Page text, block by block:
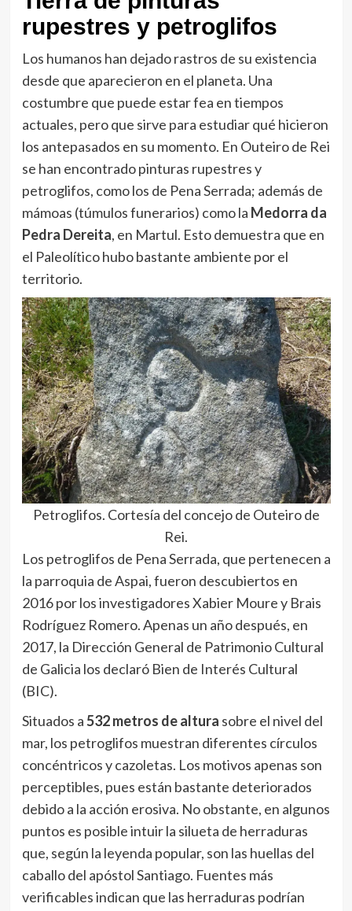
rupestres y petroglifos
Los humanos han dejado rastros de su existencia
desde que aparecieron en el planeta. Una
costumbre que puede estar fea en tiempos
actuales, pero que sirve para estudiar qué hicieron
los antepasados en su momento. En Outeiro de Rei
se han encontrado pinturas rupestres y
petroglifos, como los de Pena Serrada; además de
mámoas (túmulos funerarios) como la Medorra da
Pedra Dereita, en Martul. Esto demuestra que en
el Paleolítico hubo bastante ambiente por el
territorio.
Petroglifos. Cortesía del concejo de Outeiro de
Rei.
Los petroglifos de Pena Serrada, que pertenecen a
la parroquia de Aspai, fueron descubiertos en
2016 por los investigadores Xabier Moure y Brais
Rodríguez Romero. Apenas un año después, en
2017, la Dirección General de Patrimonio Cultural
de Galicia los declaró Bien de Interés Cultural
(BIC).
Situados a532 metros de altura sobre el nivel del
mar, los petroglifos muestran diferentes círculos
concéntricos y cazoletas. Los motivos apenas son
perceptibles, pues están bastante deteriorados
debido a la acción erosiva. No obstante, en algunos
puntos es posible intuir la silueta de herraduras
que, según la leyenda popular, son las huellas del
caballo del apóstol Santiago. Fuentes más
verificables indican que las herraduras podrían